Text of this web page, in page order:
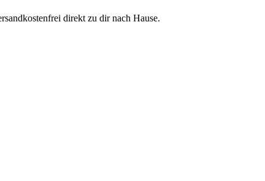
direkt zu dir nach Hause.